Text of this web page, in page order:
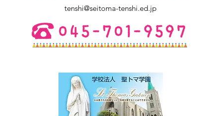
い。 皆さまとお会いできること
を楽しみにしています。
tenshi@seitoma-tenshi.ed.jp